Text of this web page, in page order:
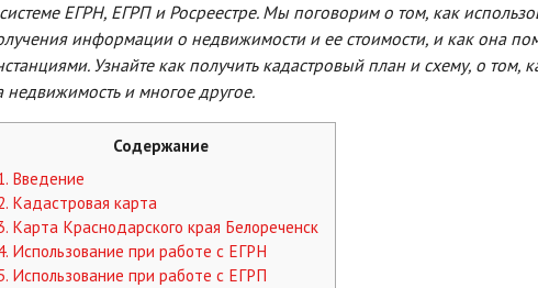
ЕГРН, ЕГРП и Росреестре. Мы поговорим о том, как
информации о недвижимости и ее стоимости, и как она
Узнайте как получить кадастровый план и схему, о том,
недвижимость и многое другое.
Содержание
Введение
Кадастровая карта
Карта Краснодарского края Белореченск
Использование при работе с ЕГРН
Использование при работе с ЕГРП